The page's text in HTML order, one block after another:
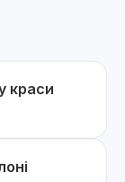
краси